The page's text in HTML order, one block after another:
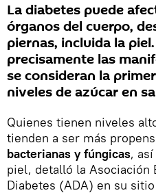
La diabetes puede
órganos del cuerpo,
piernas, incluida la
precisamente las
se consideran la
niveles de azúcar en
Quienes tienen niveles
tienden a ser más
bacterianas y fúngicas,
piel, detalló la Asociación
Diabetes (ADA) en su